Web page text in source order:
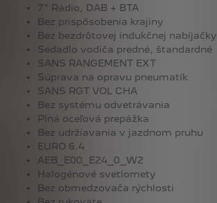
7" Rádio, DAB + BTA
Bez prispôsobenia krajiny
Bez bezdrôtovej indukčnej nabíjačky
Sedadlo vodiča predné, štandardné
SANS RANGEMENT EXT
Súprava na opravu pneumatík
SANS RGT VOL CHA
Bez systému odvetrávania
Plná oceľová prepážka
Bez udržiavania v jazdnom pruhu
EURO 6.4
AEB_E00_E24_0_W2
Halogénové svetlomety
Bez obmedzovača rýchlosti